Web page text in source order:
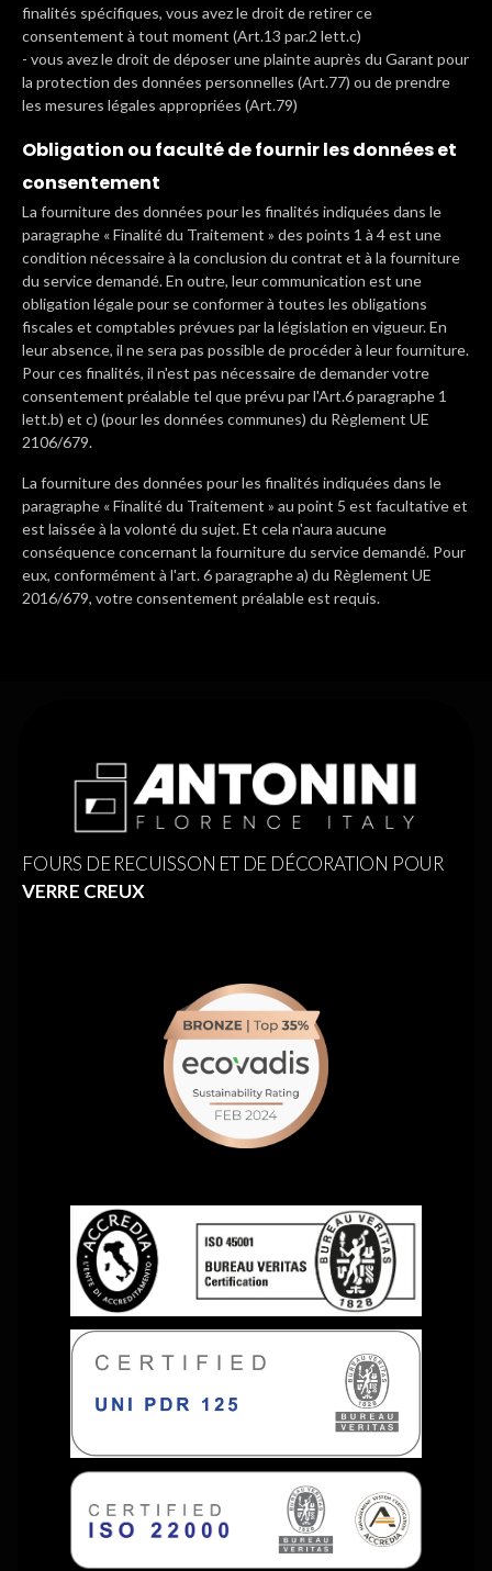
finalités spécifiques, vous avez le droit de retirer ce
consentement à tout moment (Art.13 par.2 lett.c)
- vous avez le droit de déposer une plainte auprès du Garant pour
la protection des données personnelles (Art.77) ou de prendre
les mesures légales appropriées (Art.79)
Obligation ou faculté de fournir les données et
consentement
La fourniture des données pour les finalités indiquées dans le
paragraphe « Finalité du Traitement » des points 1 à 4 est une
condition nécessaire à la conclusion du contrat et à la fourniture
du service demandé. En outre, leur communication est une
obligation légale pour se conformer à toutes les obligations
fiscales et comptables prévues par la législation en vigueur. En
leur absence, il ne sera pas possible de procéder à leur fourniture.
Pour ces finalités, il n'est pas nécessaire de demander votre
consentement préalable tel que prévu par l'Art.6 paragraphe 1
lett.b) et c) (pour les données communes) du Règlement UE
2106/679.
La fourniture des données pour les finalités indiquées dans le
paragraphe « Finalité du Traitement » au point 5 est facultative et
est laissée à la volonté du sujet. Et cela n'aura aucune
conséquence concernant la fourniture du service demandé. Pour
eux, conformément à l'art. 6 paragraphe a) du Règlement UE
2016/679, votre consentement préalable est requis.
FOURS DE RECUISSON ET DE DÉCORATION POUR
VERRE CREUX